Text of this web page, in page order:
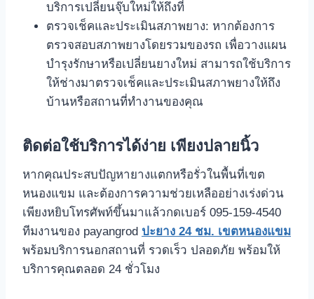
บริการเปลี่ยนจุ๊บใหม่ให้ถึงที่
ตรวจเช็คและประเมินสภาพยาง: หากต้องการ
ตรวจสอบสภาพยางโดยรวมของรถ เพื่อวางแผน
บำรุงรักษาหรือเปลี่ยนยางใหม่ สามารถใช้บริการ
ให้ช่างมาตรวจเช็คและประเมินสภาพยางให้ถึง
บ้านหรือสถานที่ทำงานของคุณ
ติดต่อใช้บริการได้ง่าย เพียงปลายนิ้ว
หากคุณประสบปัญหายางแตกหรือรั่วในพื้นที่เขต
หนองแขม และต้องการความช่วยเหลืออย่างเร่งด่วน
เพียงหยิบโทรศัพท์ขึ้นมาแล้วกดเบอร์ 095-159-4540
ทีมงานของ payangrod ปะยาง 24 ชม. เขตหนองแขม
พร้อมบริการนอกสถานที่ รวดเร็ว ปลอดภัย พร้อมให้
บริการคุณตลอด 24 ชั่วโมง